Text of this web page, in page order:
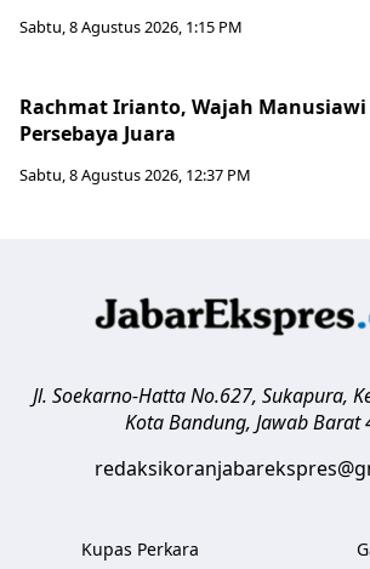
Sabtu, 8 Agustus 2026, 1:15 PM
Rachmat Irianto, Wajah Manusiawi
Persebaya Juara
Sabtu, 8 Agustus 2026, 12:37 PM
Jl. Soekarno-Hatta No.627, Sukapura,
Kota Bandung, Jawab Barat
Kupas Perkara